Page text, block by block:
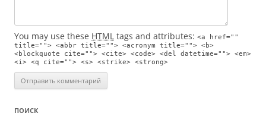
You may use these HTML tags and attributes: <a href=""
title=""> <abbr title=""> <acronym title=""> <b>
<blockquote cite=""> <cite> <code> <del datetime=""> <em>
<i> <q cite=""> <s> <strike> <strong>
ПОИСК